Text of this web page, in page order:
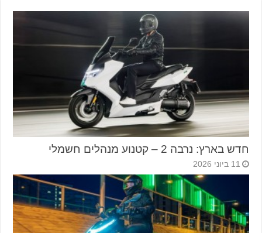
חדש בארץ: נרבה 2 – קטנוע מנהלים חשמלי
11 ביוני 2026